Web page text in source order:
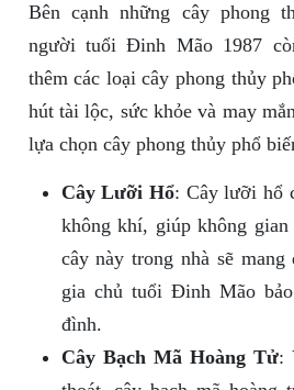
Bên cạnh những cây phong
người tuổi Đinh Mão 1987
thêm các loại cây phong thủy
hút tài lộc, sức khỏe và may
lựa chọn cây phong thủy phổ
Cây Lưỡi Hổ: Cây lưỡi hổ
không khí, giúp không
cây này trong nhà sẽ
gia chủ tuổi Đinh Mão
đình.
Cây Bạch Mã Hoàng Tử: